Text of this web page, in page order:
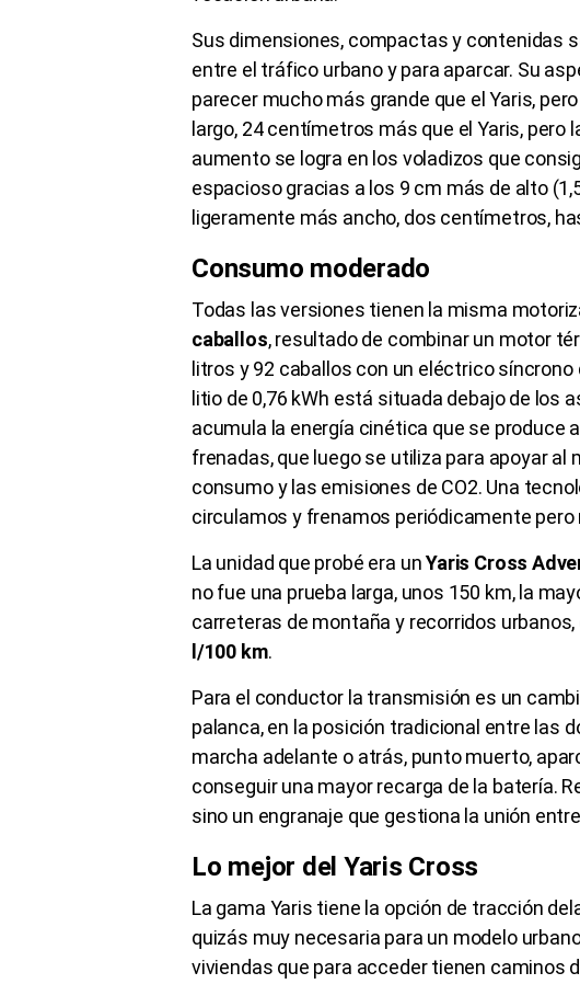
Sus dimensiones, compactas y contenidas
entre el tráfico urbano y para aparcar. Su
parecer mucho más grande que el Yaris,
largo, 24 centímetros más que el Yaris, pero
aumento se logra en los voladizos que
espacioso gracias a los 9 cm más de alto
ligeramente más ancho, dos centímetros,
Consumo moderado
Todas las versiones tienen la misma
caballos, resultado de combinar un motor
litros y 92 caballos con un eléctrico
litio de 0,76 kWh está situada debajo de los
acumula la energía cinética que se produce
frenadas, que luego se utiliza para apoyar al
consumo y las emisiones de CO2. Una
circulamos y frenamos periódicamente
La unidad que probé era unYaris Cross
no fue una prueba larga, unos 150 km, la
carreteras de montaña y recorridos urbanos,
l/100 km.
Para el conductor la transmisión es un
palanca, en la posición tradicional entre las
marcha adelante o atrás, punto muerto,
conseguir una mayor recarga de la batería.
sino un engranaje que gestiona la unión
Lo mejor del Yaris Cross
La gama Yaris tiene la opción de tracción
quizás muy necesaria para un modelo
viviendas que para acceder tienen caminos